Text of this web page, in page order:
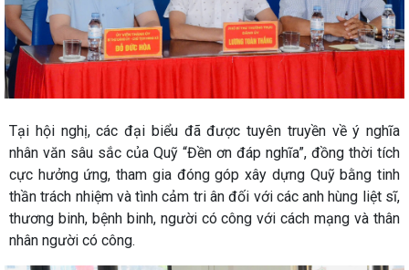
Tại hội nghị, các đại biểu đã được tuyên truyền về ý nghĩa
nhân văn sâu sắc của Quỹ “Đền ơn đáp nghĩa”, đồng thời tích
cực hưởng ứng, tham gia đóng góp xây dựng Quỹ bằng tinh
thần trách nhiệm và tình cảm tri ân đối với các anh hùng liệt sĩ,
thương binh, bệnh binh, người có công với cách mạng và thân
nhân người có công.